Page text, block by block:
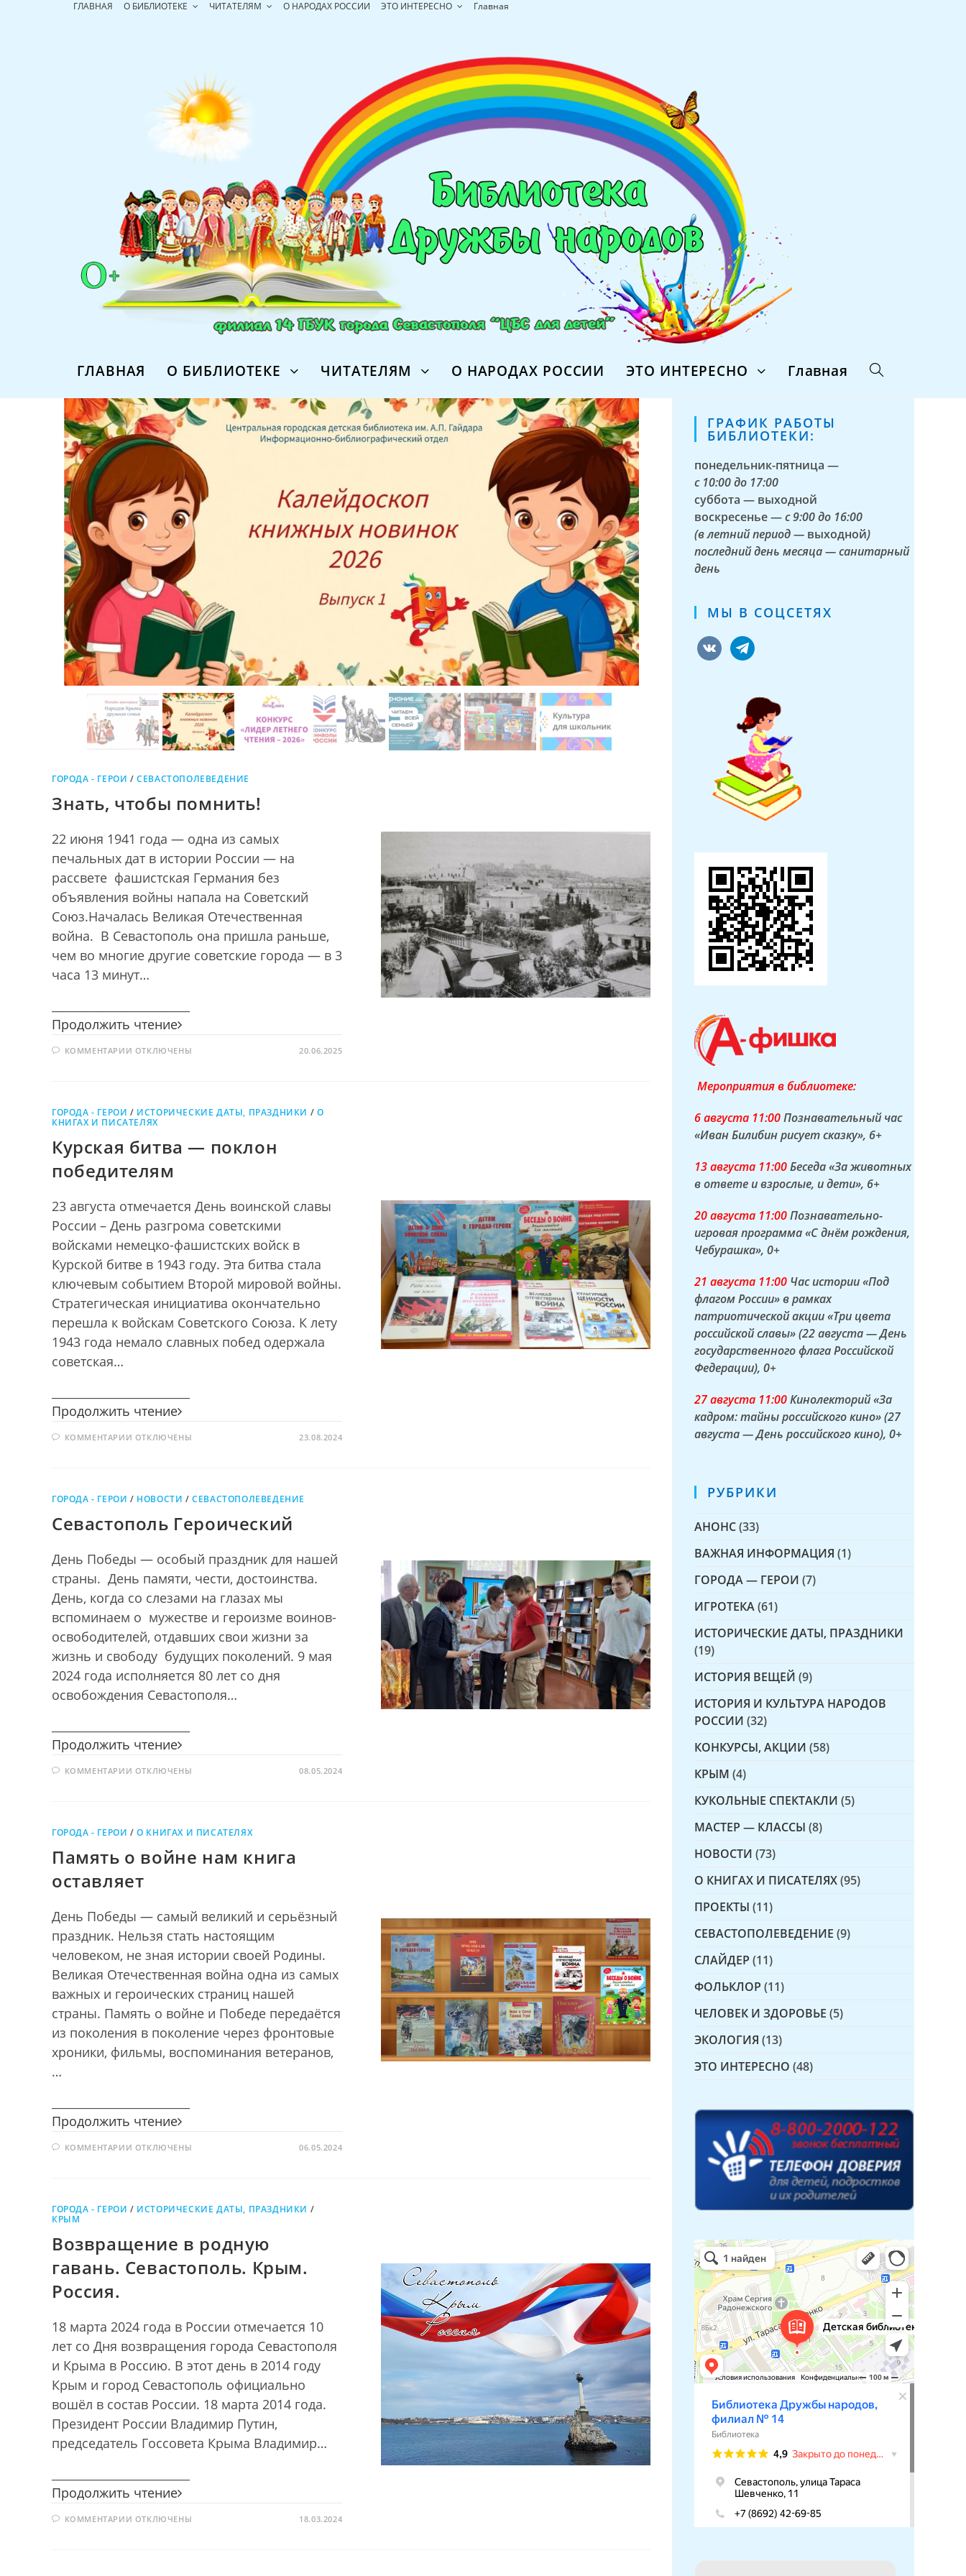
ГЛАВНАЯ О БИБЛИОТЕКЕ ЧИТАТЕЛЯМ О НАРОДАХ РОССИИ ЭТО ИНТЕРЕСНО Главная
ГЛАВНАЯ О БИБЛИОТЕКЕ ЧИТАТЕЛЯМ О НАРОДАХ РОССИИ ЭТО ИНТЕРЕСНО Главная
ГОРОДА - ГЕРОИ /СЕВАСТОПОЛЕВЕДЕНИЕ
Знать, чтобы помнить!
22 июня 1941 года — одна из самых
печальных дат в истории России — на
рассвете фашистская Германия без
объявления войны напала на Советский
Союз.Началась Великая Отечественная
война. В Севастополь она пришла раньше,
чем во многие другие советские города — в 3
часа 13 минут…
Продолжить чтение Знать,
помнить!
КОММЕНТАРИИ КОТКЛЮЧЕНЫ 20.06.2025
ГОРОДА - ГЕРОИ / ИСТОРИЧЕСКИЕ ДАТЫ, ПРАЗДНИКИ / О
КНИГАХ И ПИСАТЕЛЯХ
Курская битва — поклон
победителям
23 августа отмечается День воинской славы
России – День разгрома советскими
войсками немецко-фашистских войск в
Курской битве в 1943 году. Эта битва стала
ключевым событием Второй мировой войны.
Стратегическая инициатива окончательно
перешла к войскам Советского Союза. К лету
1943 года немало славных побед одержала
советская…
Продолжить чтение Курская
—
КОММЕНТАРИИ К
ПОБЕДИТЕЛЯМ
ОТКЛЮЧЕНЫ 23.08.2024
ГОРОДА - ГЕРОИ / НОВОСТИ /СЕВАСТОПОЛЕВЕДЕНИЕ
Севастополь Героический
День Победы — особый праздник для нашей
страны. День памяти, чести, достоинства.
День, когда со слезами на глазах мы
вспоминаем о мужестве и героизме воинов-
освободителей, отдавших свои жизни за
жизнь и свободу будущих поколений. 9 мая
2024 года исполняется 80 лет со дня
освобождения Севастополя…
Продолжить чтение Севастополь
КОММЕНТАРИИ КОТКЛЮЧЕНЫ 08.05.2024
ГОРОДА - ГЕРОИ /О КНИГАХ И ПИСАТЕЛЯХ
Память о войне нам книга
оставляет
День Победы — самый великий и серьёзный
праздник. Нельзя стать настоящим
человеком, не зная истории своей Родины.
Великая Отечественная война одна из самых
важных и героических страниц нашей
страны. Память о войне и Победе передаётся
из поколения в поколение через фронтовые
хроники, фильмы, воспоминания ветеранов,
…
Продолжить чтение Память
войне
КОММЕНТАРИИ К
КНИГА
ОСТАВЛЯЕТ
ОТКЛЮЧЕНЫ 06.05.2024
ГОРОДА - ГЕРОИ / ИСТОРИЧЕСКИЕ ДАТЫ, ПРАЗДНИКИ /
КРЫМ
Возвращение в родную
гавань. Севастополь. Крым.
Россия.
18 марта 2024 года в России отмечается 10
лет со Дня возвращения города Севастополя
и Крыма в Россию. В этот день в 2014 году
Крым и город Севастополь официально
вошёл в состав России. 18 марта 2014 года.
Президент России Владимир Путин,
председатель Госсовета Крыма Владимир…
Продолжить чтение Возвращение
родную
КОММЕНТАРИИ КОТКЛЮЧЕНЫ 18.03.2024
ГРАФИК РАБОТЫ
БИБЛИОТЕКИ:
понедельник-пятница —
с 10:00 до 17:00
суббота — выходной
воскресенье —с 9:00 до 16:00
(в летний период — выходной)
последний день месяца — санитарный
день
МЫ В СОЦСЕТЯХ
vkontaktetelegram
Мероприятия в библиотеке:
6 августа 11:00Познавательный час
«Иван Билибин рисует сказку», 6+
13 августа 11:00Беседа «За животных
в ответе и взрослые, и дети», 6+
20 августа 11:00Познавательно-
игровая программа «С днём рождения,
Чебурашка», 0+
21 августа 11:00 Час истории «Под
флагом России» в рамках
патриотической акции «Три цвета
российской славы» (22 августа — День
государственного флага Российской
Федерации), 0+
27 августа 11:00Кинолекторий «За
кадром: тайны российского кино» (27
августа — День российского кино), 0+
РУБРИКИ
АНОНС(33)
ВАЖНАЯ ИНФОРМАЦИЯ (1)
ГОРОДА — ГЕРОИ (7)
ИГРОТЕКА(61)
ИСТОРИЧЕСКИЕ ДАТЫ, ПРАЗДНИКИ
(19)
ИСТОРИЯ ВЕЩЕЙ (9)
ИСТОРИЯ И КУЛЬТУРА НАРОДОВ
РОССИИ (32)
КОНКУРСЫ, АКЦИИ (58)
КРЫМ (4)
КУКОЛЬНЫЕ СПЕКТАКЛИ (5)
МАСТЕР — КЛАССЫ (8)
НОВОСТИ (73)
О КНИГАХ И ПИСАТЕЛЯХ(95)
ПРОЕКТЫ (11)
СЕВАСТОПОЛЕВЕДЕНИЕ (9)
СЛАЙДЕР (11)
ФОЛЬКЛОР (11)
ЧЕЛОВЕК И ЗДОРОВЬЕ (5)
ЭКОЛОГИЯ (13)
ЭТО ИНТЕРЕСНО (48)
Детская библиотека № 14 Дружбы народов
Библиотека в Севастополе